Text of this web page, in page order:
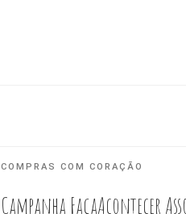
COMPRAS COM CORAÇÃO
Campanha FaçaAcontecer